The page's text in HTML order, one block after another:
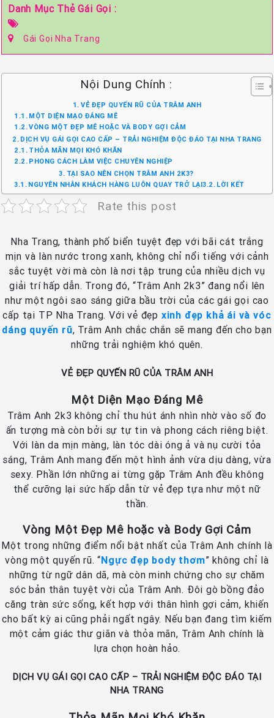
Danh Mục Thẻ Gái Gọi :
Gái Gọi Nha Trang
Nội Dung Chính :
VẺ ĐẸP QUYẾN RŨ CỦA TRÂM ANH
MỘT DIỆN MẠO ĐÁNG MÊ
VÒNG MỘT ĐẸP MÊ HOẶC VÀ BODY GỢI CẢM
DỊCH VỤ GÁI GỌI CAO CẤP – TRẢI NGHIỆM ĐỘC ĐÁO TẠI NHA TRANG
THỎA MÃN MỌI KHÓ KHĂN
PHONG CÁCH LÀM VIỆC CHUYÊN NGHIỆP
TẠI SAO NÊN CHỌN TRÂM ANH 2K3?
NGUYÊN NHÂN KHÁCH HÀNG LUÔN QUAY TRỞ LẠI
LỜI KẾT
Rate this post
Nha Trang, thành phố biển tuyệt đẹp với bãi cát trắng
mịn và làn nước trong xanh, không chỉ nổi tiếng với cảnh
sắc tuyệt vời mà còn là nơi tập trung của nhiều dịch vụ
giải trí hấp dẫn. Trong đó, “Trâm Anh 2k3” đang nổi lên
như một ngôi sao sáng giữa bầu trời của các gái gọi cao
cấp tại TP Nha Trang. Với vẻ đẹp xinh đẹp khả ái và vóc
dáng quyến rũ, Trâm Anh chắc chắn sẽ mang đến cho bạn
những trải nghiệm khó quên.
VẺ ĐẸP QUYẾN RŨ CỦA TRÂM ANH
Một Diện Mạo Đáng Mê
Trâm Anh 2k3 không chỉ thu hút ánh nhìn nhờ vào số đo
ấn tượng mà còn bởi sự tự tin và phong cách riêng biệt.
Với làn da mịn màng, làn tóc dài óng ả và nụ cười tỏa
sáng, Trâm Anh mang đến một hình ảnh vừa dịu dàng, vừa
sexy. Phần lớn những ai từng gặp Trâm Anh đều không
thể cưỡng lại sức hấp dẫn từ vẻ đẹp tựa như một nữ
thần.
Vòng Một Đẹp Mê hoặc và Body Gợi Cảm
Một trong những điểm nổi bật nhất của Trâm Anh chính là
vòng một quyến rũ. “Ngực đẹp body thơm” không chỉ là
những từ ngữ dân dã, mà còn minh chứng cho sự chăm
sóc bản thân tuyệt vời của Trâm Anh. Đôi gò bồng đảo
căng tràn sức sống, kết hợp với thân hình gợi cảm, khiến
cho bất kỳ ai cũng phải ngất ngây. Nếu bạn đang tìm kiếm
một cảm giác thư giãn và thỏa mãn, Trâm Anh chính là
lựa chọn hoàn hảo.
DỊCH VỤ GÁI GỌI CAO CẤP – TRẢI NGHIỆM ĐỘC ĐÁO TẠI
NHA TRANG